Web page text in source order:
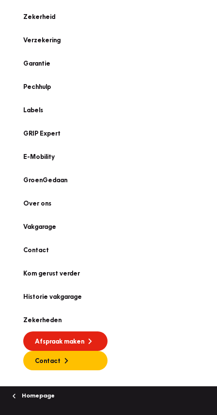
Zekerheid
Verzekering
Garantie
Pechhulp
Labels
GRIP Expert
E-Mobility
GroenGedaan
Over ons
Vakgarage
Contact
Kom gerust verder
Historie vakgarage
Zekerheden
Afspraak maken
Contact
Homepage